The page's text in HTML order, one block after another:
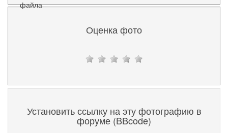
файла
Оценка фото
Установить ссылку на эту фотографию в
форуме (BBcode)